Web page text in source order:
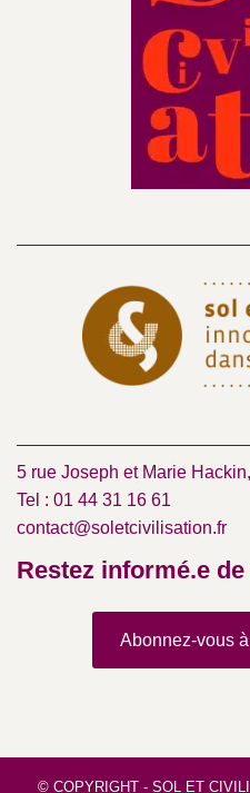
5 rue Joseph et Marie
Tel : 01 44 31 16 61
contact@soletcivilisation.fr
Restez informé.e
Abonnez-vous
© COPYRIGHT - SOL ET